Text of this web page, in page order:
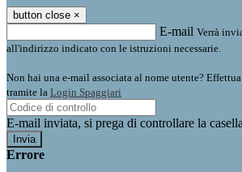
button close ×
E-mail Verrà
all'indirizzo indicato con le istruzioni necessarie.
Non hai una e-mail associata al nome utente?
tramite la Login Spaggiari
E-mail inviata, si prega di controllare la
Errore